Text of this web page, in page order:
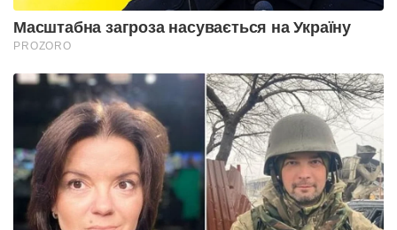
Масштабна загроза насувається на Україну
PROZORO